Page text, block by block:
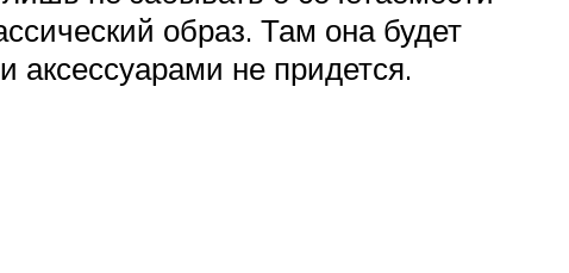
образ. Там она будет
аксессуарами не придется.